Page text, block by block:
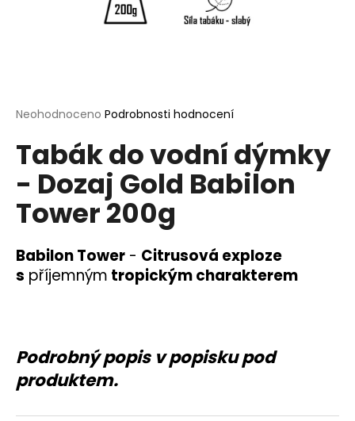
Průměrné
produktu
z
5
hvězdiček.
Neohodnoceno Podrobnosti hodnocení
Tabák do vodní dýmky
- Dozaj Gold Babilon
Tower 200g
Babilon Tower - Citrusová exploze
s příjemným tropickým charakterem
Podrobný popis v popisku pod
produktem.
HLEDAT
D
o
p
č
u
j
e